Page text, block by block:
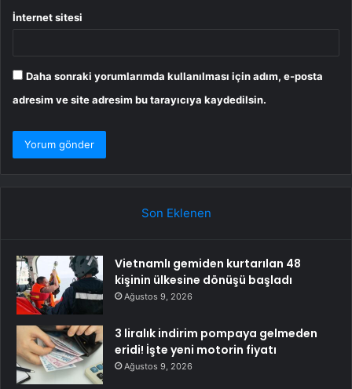
İnternet sitesi
Daha sonraki yorumlarımda kullanılması için adım, e-posta
adresim ve site adresim bu tarayıcıya kaydedilsin.
Son Eklenen
Vietnamlı gemiden kurtarılan 48
kişinin ülkesine dönüşü başladı
Ağustos 9, 2026
3 liralık indirim pompaya gelmeden
eridi! İşte yeni motorin fiyatı
Ağustos 9, 2026